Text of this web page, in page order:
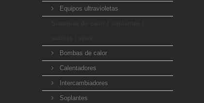
Equipos ultravioletas
Bombas de calor
Calentadores
Intercambiadores
Soplantes